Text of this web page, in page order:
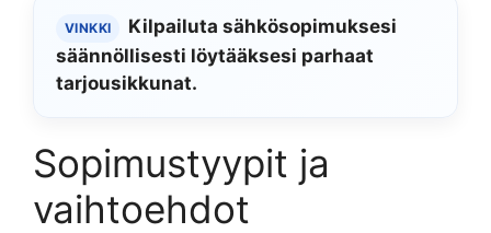
VINKKI
Kilpailuta sähkösopimuksesi
säännöllisesti löytääksesi parhaat
tarjousikkunat.
Sopimustyypit ja
vaihtoehdot